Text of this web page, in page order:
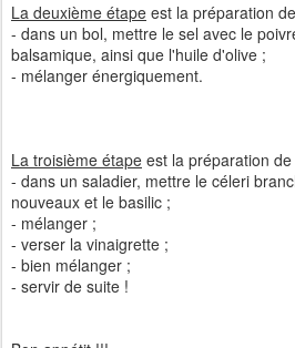
La deuxième étape est la préparation
- dans un bol, mettre le sel avec le
balsamique, ainsi que l'huile d'olive ;
- mélanger énergiquement.
La troisième étape est la préparation
- dans un saladier, mettre le céleri
nouveaux et le basilic ;
- mélanger ;
- verser la vinaigrette ;
- bien mélanger ;
- servir de suite !